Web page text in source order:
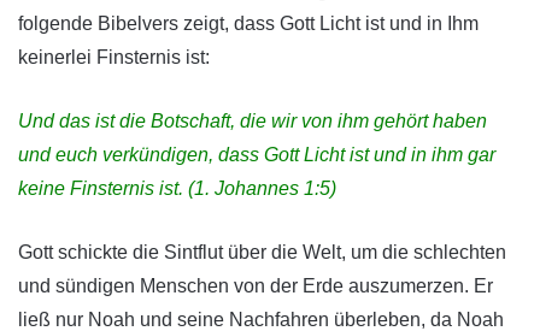
folgende Bibelvers zeigt, dass Gott Licht ist und in Ihm
keinerlei Finsternis ist:
Und das ist die Botschaft, die wir von ihm gehört haben
und euch verkündigen, dass Gott Licht ist und in ihm gar
keine Finsternis ist. (1. Johannes 1:5)
Gott schickte die Sintflut über die Welt, um die schlechten
und sündigen Menschen von der Erde auszumerzen. Er
ließ nur Noah und seine Nachfahren überleben, da Noah